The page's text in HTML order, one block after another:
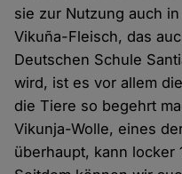
sie zur Nutzung auch
Vikuña-Fleisch, das
Deutschen Schule
wird, ist es vor allem
die Tiere so begehrt
Vikunja-Wolle, eines
überhaupt, kann locker